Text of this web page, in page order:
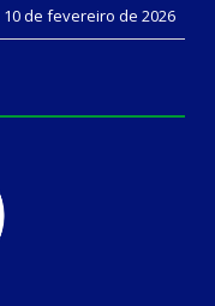
10 de fevereiro de 2026